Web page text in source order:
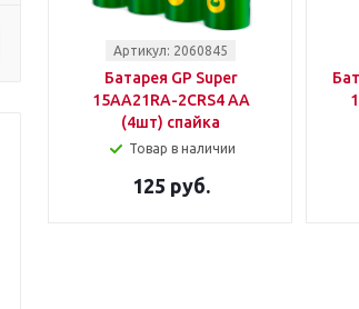
Артикул: 2060845
Батарея GP Super
15AA21RA-2CRS4 AA
(4шт) спайка
Товар в наличии
125 руб.